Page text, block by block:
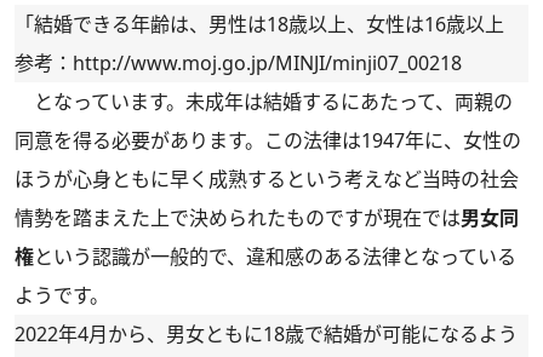
「結婚できる年齢は、男性は18歳以上、女性は16歳以上
参考： http://www.moj.go.jp/MINJI/minji07_00218
となっています。未成年は結婚するにあたって、両親の
同意を得る必要があります。この法律は1947年に、女性の
ほうが心身ともに早く成熟するという考えなど当時の社会
情勢を踏まえた上で決められたものですが現在では男女同
権という認識が一般的で、違和感のある法律となっている
ようです。
2022年4月から、男女ともに18歳で結婚が可能になるよう